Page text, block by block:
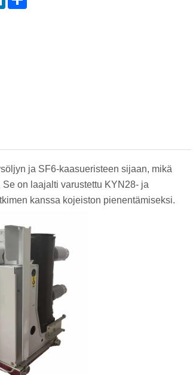
ja SF6-kaasueristeen sijaan, mikä
on laajalti varustettu KYN28- ja
kanssa kojeiston pienentämiseksi.